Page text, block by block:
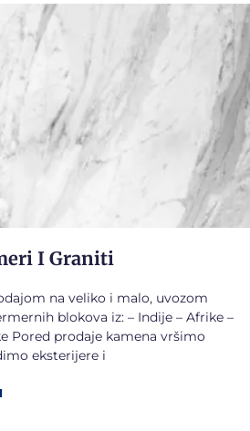
I Graniti
na veliko i malo, uvozom
blokova iz: – Indije – Afrike –
Pored prodaje kamena vršimo
eksterijere i